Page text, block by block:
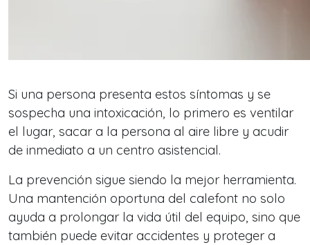
Si una persona presenta estos síntomas y se
sospecha una intoxicación, lo primero es ventilar
el lugar, sacar a la persona al aire libre y acudir
de inmediato a un centro asistencial.
La prevención sigue siendo la mejor herramienta.
Una mantención oportuna del calefont no solo
ayuda a prolongar la vida útil del equipo, sino que
también puede evitar accidentes y proteger a